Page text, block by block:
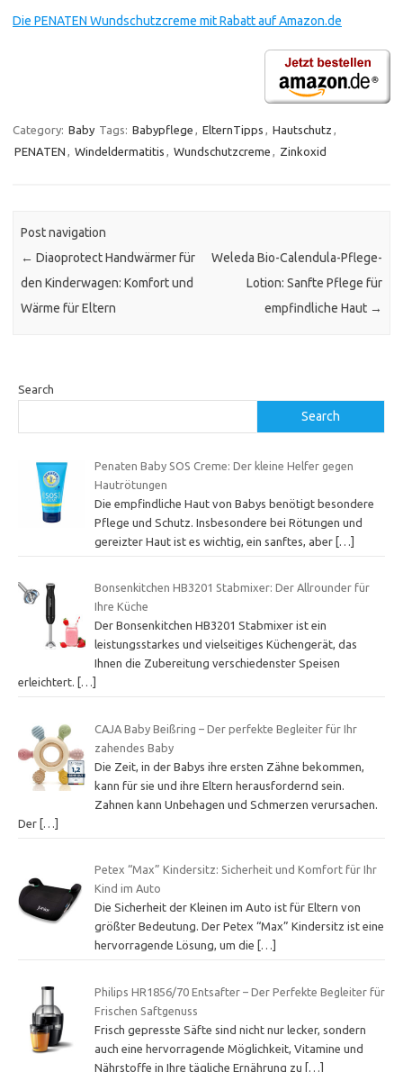
Die PENATEN Wundschutzcreme mit Rabatt auf Amazon.de
Category: Baby Tags: Babypflege , ElternTipps , Hautschutz ,
PENATEN , Windeldermatitis , Wundschutzcreme , Zinkoxid
Post navigation
← Diaoprotect Handwärmer für
den Kinderwagen: Komfort und
Wärme für Eltern
Weleda Bio-Calendula-Pflege-
Lotion: Sanfte Pflege für
empfindliche Haut →
Search
Search
Penaten Baby SOS Creme: Der kleine Helfer gegen
Hautrötungen
Die empfindliche Haut von Babys benötigt besondere
Pflege und Schutz. Insbesondere bei Rötungen und
gereizter Haut ist es wichtig, ein sanftes, aber […]
Bonsenkitchen HB3201 Stabmixer: Der Allrounder für
Ihre Küche
Der Bonsenkitchen HB3201 Stabmixer ist ein
leistungsstarkes und vielseitiges Küchengerät, das
Ihnen die Zubereitung verschiedenster Speisen
erleichtert.
[…]
CAJA Baby Beißring – Der perfekte Begleiter für Ihr
zahendes Baby
Die Zeit, in der Babys ihre ersten Zähne bekommen,
kann für sie und ihre Eltern herausfordernd sein.
Zahnen kann Unbehagen und Schmerzen verursachen.
Der […]
Petex “Max” Kindersitz: Sicherheit und Komfort für Ihr
Kind im Auto
Die Sicherheit der Kleinen im Auto ist für Eltern von
größter Bedeutung. Der Petex “Max” Kindersitz ist eine
hervorragende Lösung, um die
[…]
Philips HR1856/70 Entsafter – Der Perfekte Begleiter für
Frischen Saftgenuss
Frisch gepresste Säfte sind nicht nur lecker, sondern
auch eine hervorragende Möglichkeit, Vitamine und
Nährstoffe in Ihre tägliche Ernährung zu
[…]